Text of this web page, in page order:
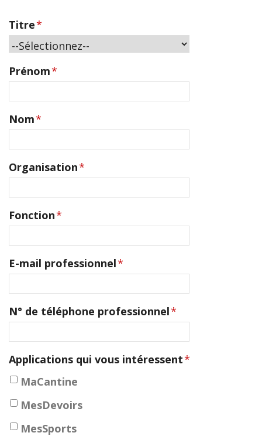
Titre*
Prénom*
Nom*
Organisation*
Fonction*
E-mail professionnel*
N° de téléphone professionnel*
Applications qui vous intéressent*
MaCantine
MesDevoirs
MesSports